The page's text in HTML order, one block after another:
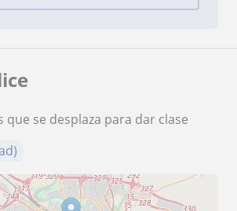
que se desplaza para dar clase